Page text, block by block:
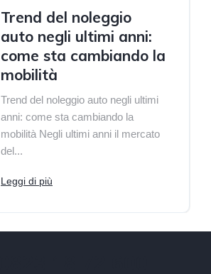
Trend del noleggio
auto negli ultimi anni:
come sta cambiando la
mobilità
Trend del noleggio auto negli ultimi
anni: come sta cambiando la
mobilità Negli ultimi anni il mercato
del...
Leggi di più